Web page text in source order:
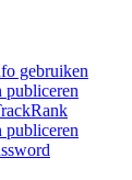
gebruiken
publiceren
publiceren